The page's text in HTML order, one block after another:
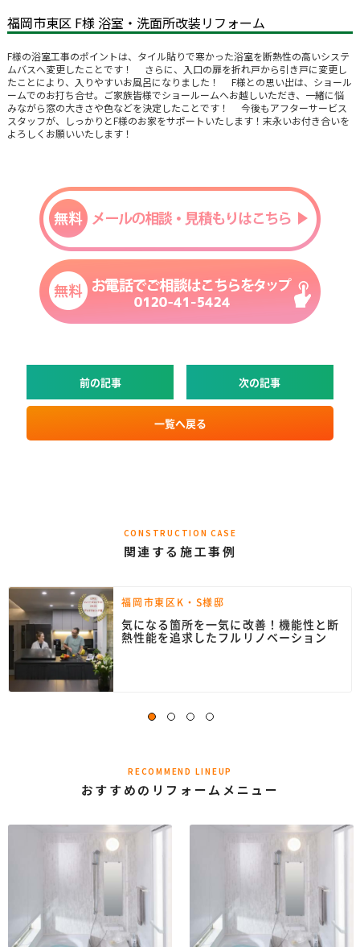
福岡市東区 F様 浴室・洗面所改装リフォーム
F様の浴室工事のポイントは、タイル貼りで寒かった浴室を断熱性の高いシステ
ムバスへ変更したことです！ さらに、入口の扉を折れ戸から引き戸に変更し
たことにより、入りやすいお風呂になりました！ F様との思い出は、ショール
ームでのお打ち合せ。ご家族皆様でショールームへお越しいただき、一緒に悩
みながら窓の大きさや色などを決定したことです！ 今後もアフターサービス
スタッフが、しっかりとF様のお家をサポートいたします！末永いお付き合いを
よろしくお願いいたします！
前の記事 次の記事
一覧へ戻る
CONSTRUCTION CASE
関連する施工事例
福岡市東区K・S様邸
気になる箇所を一気に改善！機能性と断
熱性能を追求したフルリノベーション
RECOMMEND LINEUP
おすすめのリフォームメニュー